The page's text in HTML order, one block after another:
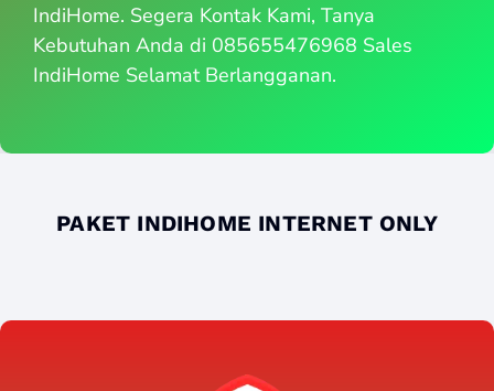
IndiHome. Segera Kontak Kami, Tanya
Kebutuhan Anda di 085655476968 Sales
IndiHome Selamat Berlangganan.
PAKET INDIHOME INTERNET ONLY